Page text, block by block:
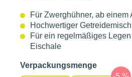
Für Zwerghühner, ab einem
Hochwertiger
Für ein regelmäßiges
Eischale
Verpackungsmenge